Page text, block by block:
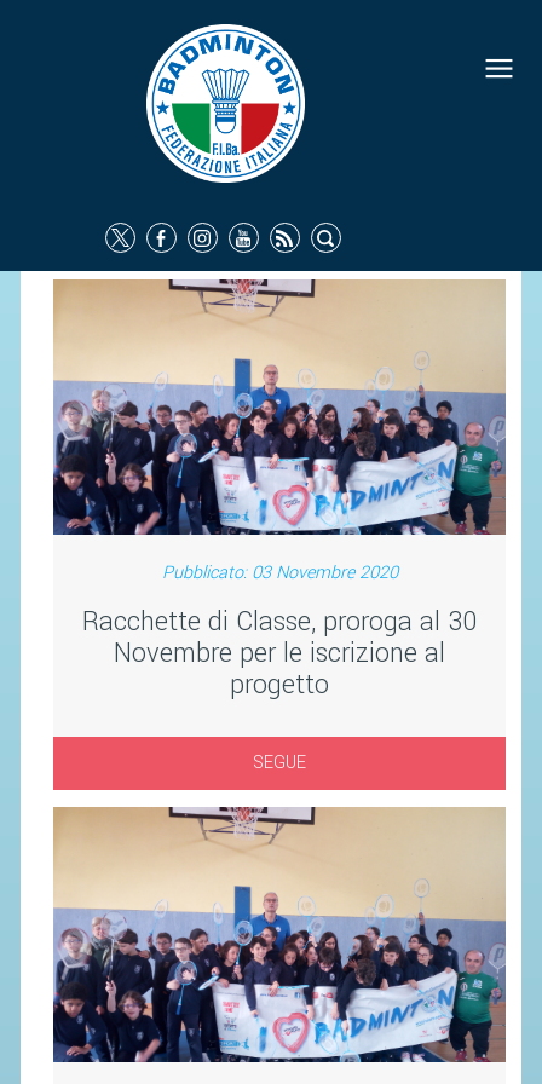
Pubblicato: 03 Novembre 2020
Racchette di Classe, proroga al 30
Novembre per le iscrizione al
progetto
SEGUE
FEDERAZIONE
IDENTITÀ
COMMISSIONI FEDERALI
ORGANI TERRITORIALI
SOCIETÀ SPORTIVE
CARTE FEDERALI
ATTI UFFICIALI
TUTELA DELLA SALUTE -
ANTIDOPING
COMUNICAZIONE E MARKETING
AVVISI E BANDI
CIRCOLARI
SAFEGUARDING
RICHIESTA PATROCINIO
GIUSTIZIA FEDERALE
REGOLAMENTI
PROVVEDIMENTI
ORGANI DI GIUSTIZIA FEDERALE